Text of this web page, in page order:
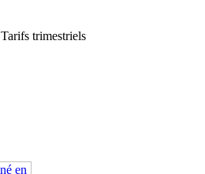
Tarifs trimestriels